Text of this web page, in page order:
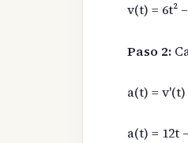
v(t) = 6t²
Paso 2:
a(t) = v'(t)
a(t) = 12t